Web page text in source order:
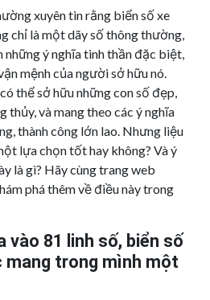
xuyên tin rằng biển số xe
chỉ là một dãy số thông thường,
những ý nghĩa tinh thần đặc biệt,
mệnh của người sở hữu nó.
thể sở hữu những con số đẹp,
thủy, và mang theo các ý nghĩa
thành công lớn lao. Nhưng liệu
lựa chọn tốt hay không? Và ý
là gì? Hãy cùng trang web
phá thêm về điều này trong
vào 81 linh số, biển số
mang trong mình một